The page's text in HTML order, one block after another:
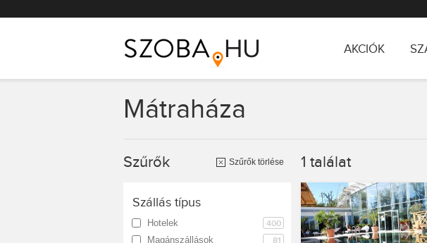
AKCIÓK
Mátraháza
Szűrők Szűrők törlése
Szállás típus
Hotelek
400
Magánszállások
81
1 találat